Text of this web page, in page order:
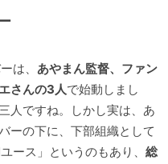
は、 あやまん監督、ファン
さんの3人で始動しまし
人ですね。しかし実は、あ
ーの下に、下部組織として
ース」というのもあり、 総